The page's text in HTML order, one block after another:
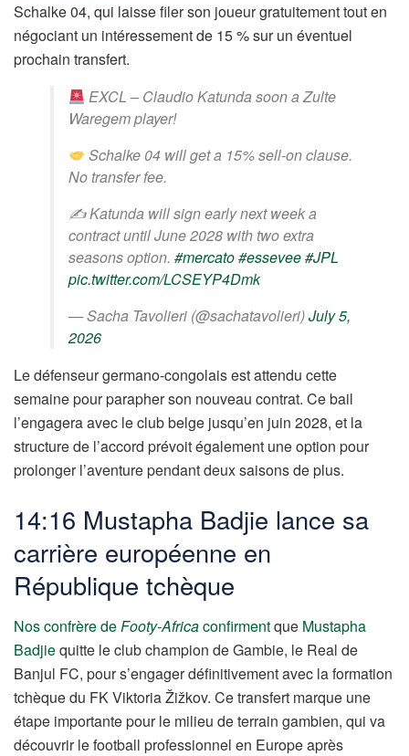
Schalke 04, qui laisse filer son joueur gratuitement tout en
négociant un intéressement de 15 % sur un éventuel
prochain transfert.
EXCL – Claudio Katunda soon a Zulte
Waregem player!
Schalke 04 will get a 15% sell-on clause.
No transfer fee.
✍️ Katunda will sign early next week a
contract until June 2028 with two extra
seasons option. #mercato#essevee#JPL
pic.twitter.com/LCSEYP4Dmk
— Sacha Tavolieri (@sachatavolieri)July 5,
2026
Le défenseur germano-congolais est attendu cette
semaine pour parapher son nouveau contrat. Ce bail
l’engagera avec le club belge jusqu’en juin 2028, et la
structure de l’accord prévoit également une option pour
prolonger l’aventure pendant deux saisons de plus.
14:16 Mustapha Badjie lance sa
carrière européenne en
République tchèque
Nos confrère deFooty-Africaconfirmentque Mustapha
Badjiequitte le club champion de Gambie, le Real de
Banjul FC, pour s’engager définitivement avec la formation
tchèque du FK Viktoria Žižkov. Ce transfert marque une
étape importante pour le milieu de terrain gambien, qui va
découvrir le football professionnel en Europe après